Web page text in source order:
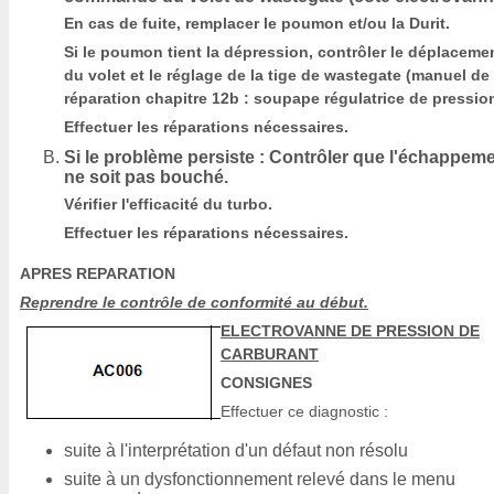
En cas de fuite, remplacer le poumon et/ou la Durit.
Si le poumon tient la dépression, contrôler le
du volet et le réglage de la tige de wastegate (manuel de
réparation chapitre 12b : soupape régulatrice de
Effectuer les réparations nécessaires.
Si le problème persiste : Contrôler que
ne soit pas bouché.
Vérifier l'efficacité du turbo.
Effectuer les réparations nécessaires.
APRES REPARATION
Reprendre le contrôle de conformité au début.
ELECTROVANNE DE PRESSION DE
CARBURANT
CONSIGNES
Effectuer ce diagnostic :
suite à l'interprétation d'un défaut non résolu
suite à un dysfonctionnement relevé dans le menu